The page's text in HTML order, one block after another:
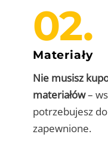
02.
Materiały
Nie musisz
materiałów–
potrzebujesz
zapewnione.